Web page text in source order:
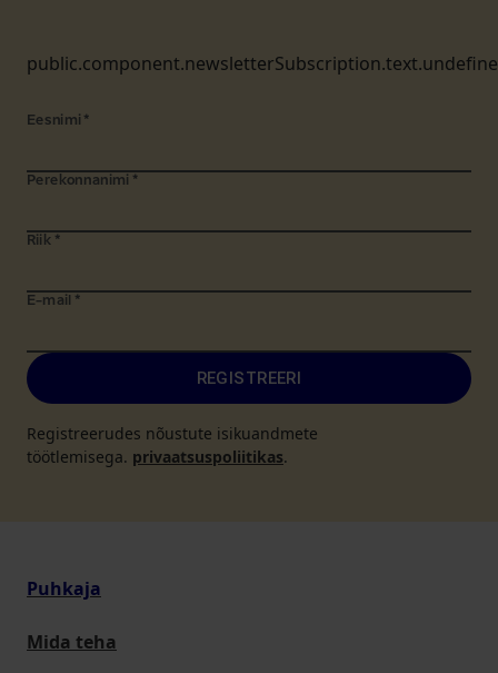
Eesnimi *
Perekonnanimi *
Riik *
E-mail *
REGISTREERI
Registreerudes nõustute isikuandmete
töötlemisega. privaatsuspoliitikas.
Puhkaja
Mida teha